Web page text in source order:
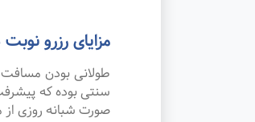
مزایای رزرو
طولانی بودن
صورت شبانه روزی از